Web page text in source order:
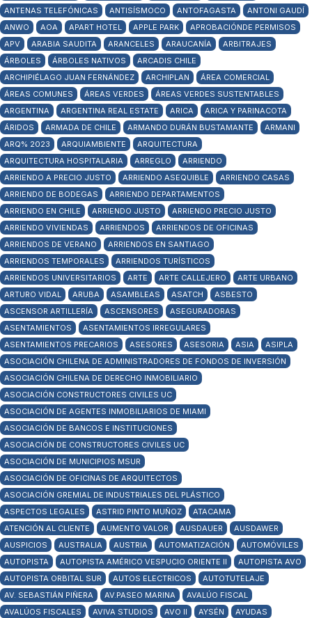
ANTENAS TELEFÓNICAS
ANTISÍSMOCO ANTOFAGASTA
ANTONI GAUDÍ
ANWO
AOA APART HOTEL APPLE PARK
APROBACIÓNDE PERMISOS
APV
ARABIA SAUDITA ARANCELES ARAUCANÍA
ARBITRAJES
ÁRBOLES
ÁRBOLES NATIVOS
ARCADIS CHILE
ARCHIPIÉLAGO JUAN FERNÁNDEZ
ARCHIPLAN
ÁREA COMERCIAL
ÁREAS COMUNES
ÁREAS VERDES
ÁREAS VERDES SUSTENTABLES
ARGENTINA
ARGENTINA REAL ESTATE ARICA
ARICA Y PARINACOTA
ÁRIDOS
ARMADA DE CHILE ARMANDO DURÁN BUSTAMANTE
ARMANI
ARQ% 2023
ARQUIAMBIENTE
ARQUITECTURA
ARQUITECTURA HOSPITALARIA
ARREGLO
ARRIENDO
ARRIENDO A PRECIO JUSTO
ARRIENDO ASEQUIBLE
ARRIENDO CASAS
ARRIENDO DE BODEGAS
ARRIENDO DEPARTAMENTOS
ARRIENDO EN CHILE
ARRIENDO JUSTO
ARRIENDO PRECIO JUSTO
ARRIENDO VIVIENDAS
ARRIENDOS
ARRIENDOS DE OFICINAS
ARRIENDOS DE VERANO
ARRIENDOS EN SANTIAGO
ARRIENDOS TEMPORALES
ARRIENDOS TURÍSTICOS
ARRIENDOS UNIVERSITARIOS
ARTE ARTE CALLEJERO
ARTE URBANO
ARTURO VIDAL
ARUBA ASAMBLEAS ASATCH
ASBESTO
ASCENSOR ARTILLERÍA
ASCENSORES
ASEGURADORAS
ASENTAMIENTOS
ASENTAMIENTOS IRREGULARES
ASENTAMIENTOS PRECARIOS
ASESORES ASESORIA ASIA
ASIPLA
ASOCIACIÓN CHILENA DE ADMINISTRADORES DE FONDOS DE INVERSIÓN
ASOCIACIÓN CHILENA DE DERECHO INMOBILIARIO
ASOCIACIÓN CONSTRUCTORES CIVILES UC
ASOCIACIÓN DE AGENTES INMOBILIARIOS DE MIAMI
ASOCIACIÓN DE BANCOS E INSTITUCIONES
ASOCIACIÓN DE CONSTRUCTORES CIVILES UC
ASOCIACIÓN DE MUNICIPIOS MSUR
ASOCIACIÓN DE OFICINAS DE ARQUITECTOS
ASOCIACIÓN GREMIAL DE INDUSTRIALES DEL PLÁSTICO
ASPECTOS LEGALES
ASTRID PINTO MUÑOZ
ATACAMA
ATENCIÓN AL CLIENTE
AUMENTO VALOR AUSDAUER
AUSDAWER
AUSPICIOS
AUSTRALIA AUSTRIA AUTOMATIZACIÓN
AUTOMÓVILES
AUTOPISTA
AUTOPISTA AMÉRICO VESPUCIO ORIENTE II
AUTOPISTA AVO
AUTOPISTA ORBITAL SUR
AUTOS ELECTRICOS
AUTOTUTELAJE
AV. SEBASTIÁN PIÑERA
AV.PASEO MARINA
AVALÚO FISCAL
AVALÚOS FISCALES
AVIVA STUDIOS AVO II AYSÉN
AYUDAS